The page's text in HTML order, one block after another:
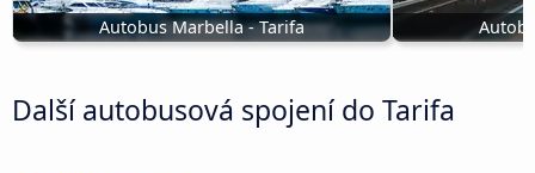
Autobus Marbella - Tarifa
Další autobusová spojení do Tarifa